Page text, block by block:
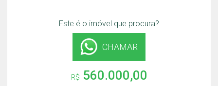
Este é o imóvel que procura?
CHAMAR
R$ 560.000,00